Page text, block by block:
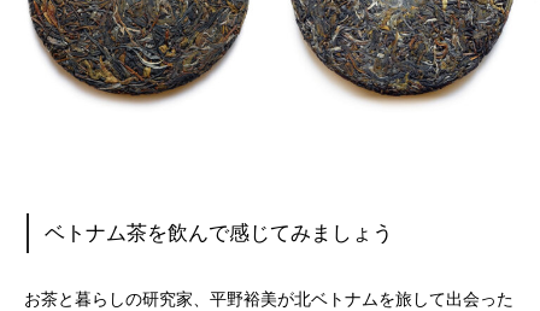
ベトナム茶を飲んで感じてみましょう
お茶と暮らしの研究家、平野裕美が北ベトナムを旅して出会った